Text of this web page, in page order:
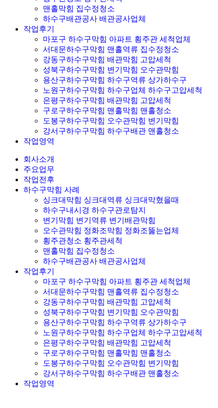
맨홀막힘 집수정청소
하수구배관공사 배관공사업체
작업후기
마포구 하수구막힘 아파트 횡주관 세척업체
서대문하수구막힘 맨홀역류 집수정청소
강동구하수구막힘 배관막힘 고압세척
성북구하수구막힘 변기막힘 오수관막힘
용산구하수구막힘 하수구역류 상가하수구
노원구하수구막힘 하수구업체 하수구고압세척
은평구하수구막힘 배관막힘 고압세척
구로구하수구막힘 맨홀막힘 맨홀청소
도봉구하수구막힘 오수관막힘 변기막힘
강서구하수구막힘 하수구배관 맨홀청소
작업영역
회사소개
주요업무
작업전후
하수구막힘 사례
싱크대막힘 싱크대역류 싱크대막혔을때
하수구내시경 하수구관로탐지
변기막힘 변기역류 변기배관막힘
오수관막힘 정화조막힘 정화조뚫는업체
횡주관청소 횡주관세척
맨홀막힘 집수정청소
하수구배관공사 배관공사업체
작업후기
마포구 하수구막힘 아파트 횡주관 세척업체
서대문하수구막힘 맨홀역류 집수정청소
강동구하수구막힘 배관막힘 고압세척
성북구하수구막힘 변기막힘 오수관막힘
용산구하수구막힘 하수구역류 상가하수구
노원구하수구막힘 하수구업체 하수구고압세척
은평구하수구막힘 배관막힘 고압세척
구로구하수구막힘 맨홀막힘 맨홀청소
도봉구하수구막힘 오수관막힘 변기막힘
강서구하수구막힘 하수구배관 맨홀청소
작업영역